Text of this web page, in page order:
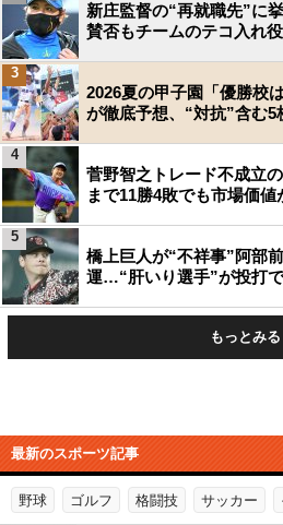
新庄監督の“再就職先”に
賛否もチームのテコ入れ
2026夏の甲子園「優勝校
が徹底予想、“対抗”含む5
3
菅野智之トレード不成立
まで11勝4敗でも市場価
4
橋上巨人が“不祥事”阿部
運…“肝いり選手”が投打
5
もっとみる
最新のスポーツ記事
野球 ゴルフ 格闘技 サッカー